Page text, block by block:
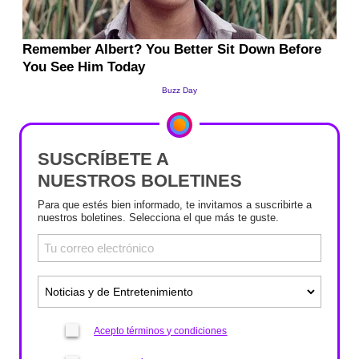
SUSCRÍBETE A
NUESTROS BOLETINES
Para que estés bien informado, te invitamos a suscribirte a
nuestros boletines. Selecciona el que más te guste.
Acepto términos y condiciones